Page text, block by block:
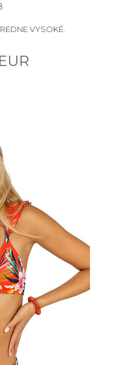
VYSOKÉ.